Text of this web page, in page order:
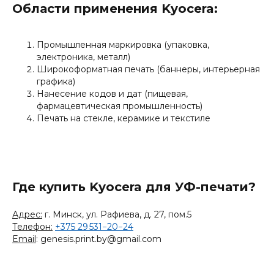
Области применения Kyocera:
Промышленная маркировка (упаковка,
электроника, металл)
Широкоформатная печать (баннеры, интерьерная
графика)
Нанесение кодов и дат (пищевая,
фармацевтическая промышленность)
Печать на стекле, керамике и текстиле
Где купить Kyocera для УФ-печати?
Адрес: г. Минск, ул. Рафиева, д. 27, пом.5
Телефон: +375 29 531−20−24
Email : genesis.print.by@gmail.com